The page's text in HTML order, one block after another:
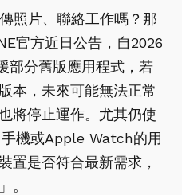
照片、聯絡工作嗎？那
官方近日公告，自2026
部分舊版應用程式，若
本，未來可能無法正常
將停止運作。尤其仍使
機或Apple Watch的用
置是否符合最新需求，
。